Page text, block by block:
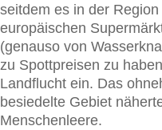
seitdem es in der
europäischen
(genauso von
zu Spottpreisen zu
Landflucht ein. Das
besiedelte Gebiet
Menschenleere.